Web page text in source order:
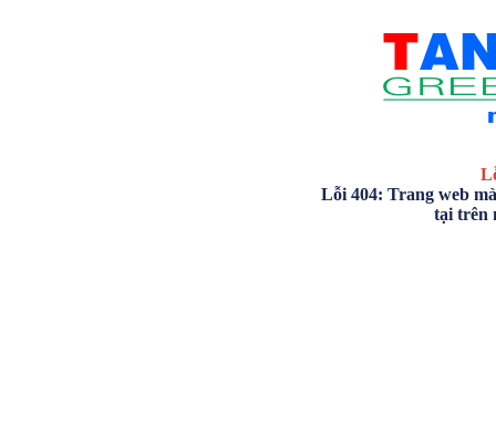
Lỗi 404: Trang web
tại trên